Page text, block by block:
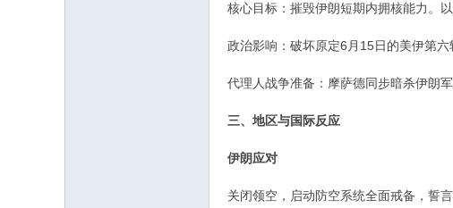
核心目标‌：摧毁伊朗短期内拥核能力。
政治影响‌：破坏原定6月15日的美伊第
代理人战争准备‌：摩萨德同步暗杀伊朗
三、地区与国际反应
‌伊朗应对‌
关闭领空，启动防空系统全面戒备，誓言